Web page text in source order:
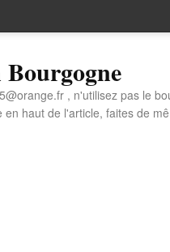
, n'utilisez pas le
haut de l'article, faites de